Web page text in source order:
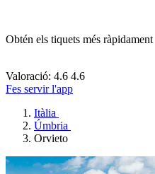
Obtén els tiquets més ràpidament
Valoració: 4.6 4.6
Fes servir l'app
Itàlia
Úmbria
Orvieto